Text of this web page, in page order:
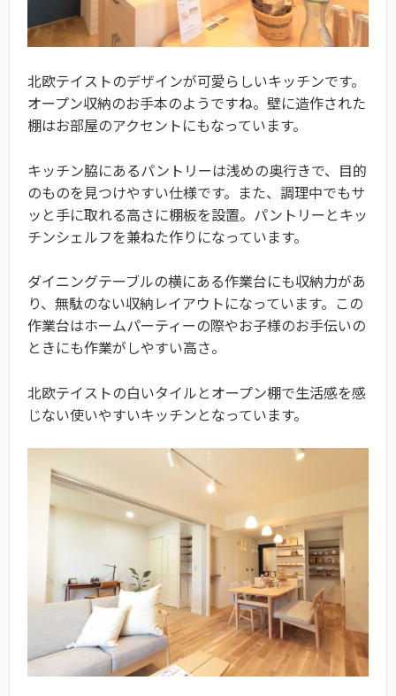
北欧テイストのデザインが可愛らしいキッチンです。
オープン収納のお手本のようですね。壁に造作された
棚はお部屋のアクセントにもなっています。
キッチン脇にあるパントリーは浅めの奥行きで、目的
のものを見つけやすい仕様です。また、調理中でもサ
ッと手に取れる高さに棚板を設置。パントリーとキッ
チンシェルフを兼ねた作りになっています。
ダイニングテーブルの横にある作業台にも収納力があ
り、無駄のない収納レイアウトになっています。この
作業台はホームパーティーの際やお子様のお手伝いの
ときにも作業がしやすい高さ。
北欧テイストの白いタイルとオープン棚で生活感を感
じない使いやすいキッチンとなっています。